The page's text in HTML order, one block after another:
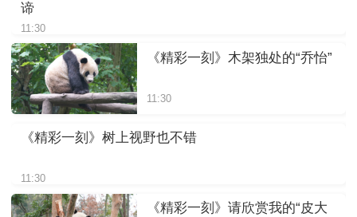
谛
11:30
《精彩一刻》木架独处的“乔怡”
11:30
《精彩一刻》树上视野也不错
11:30
《精彩一刻》请欣赏我的“皮大